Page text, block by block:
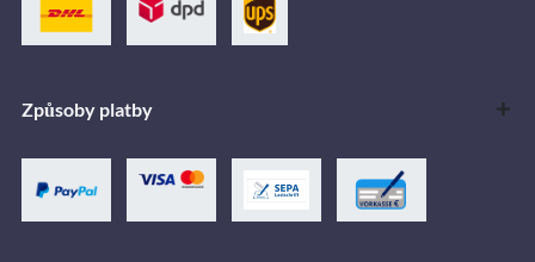
Způsoby platby